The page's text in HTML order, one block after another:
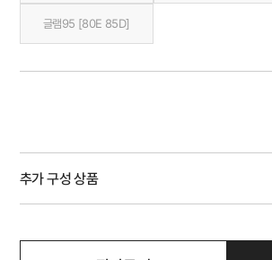
글램95 [80E 85D]
추가 구성 상품